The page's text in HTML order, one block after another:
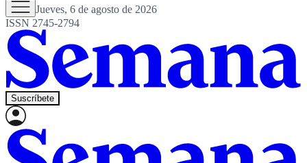
Jueves, 6 de agosto de 2026
ISSN 2745-2794
Suscríbete